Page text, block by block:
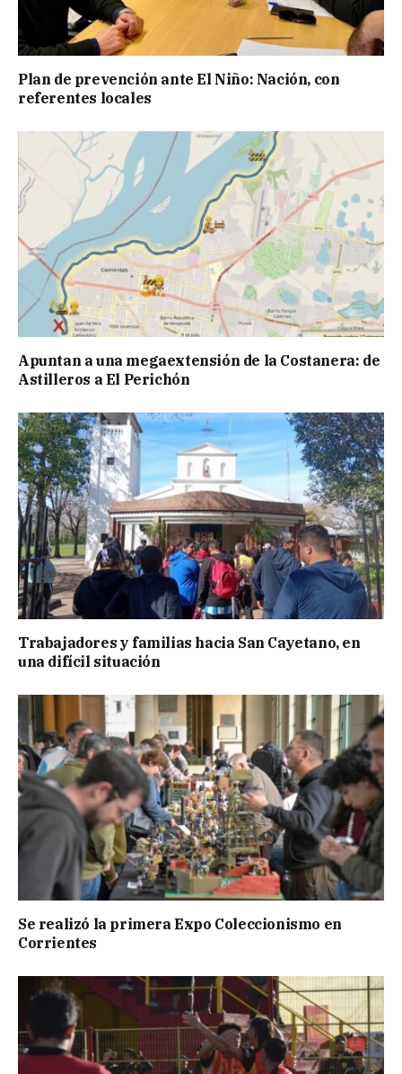
Plan de prevención ante El Niño: Nación, con
referentes locales
Apuntan a una megaextensión de la Costanera: de
Astilleros a El Perichón
Trabajadores y familias hacia San Cayetano, en
una difícil situación
Se realizó la primera Expo Coleccionismo en
Corrientes